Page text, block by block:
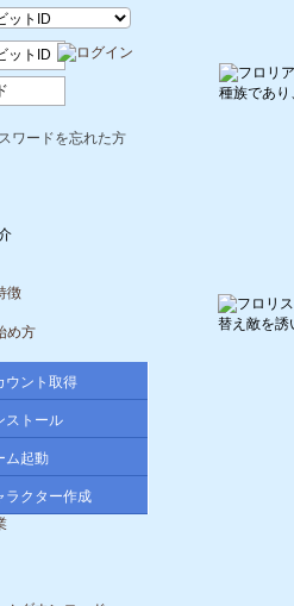
ワードを忘れた方
ウント取得
ストール
ム起動
ラクター作成